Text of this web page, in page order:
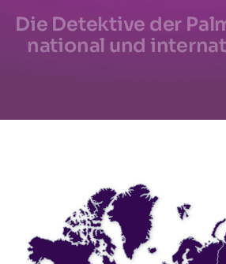
Die Detektive der
national und